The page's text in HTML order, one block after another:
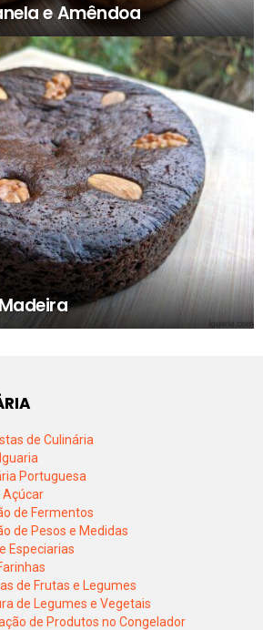
e Amêndoa
de Culinária
Portuguesa
Açúcar
de Fermentos
de Pesos e Medidas
Especiarias
de Frutas e Legumes
de Legumes e Vegetais
de Produtos no Congelador